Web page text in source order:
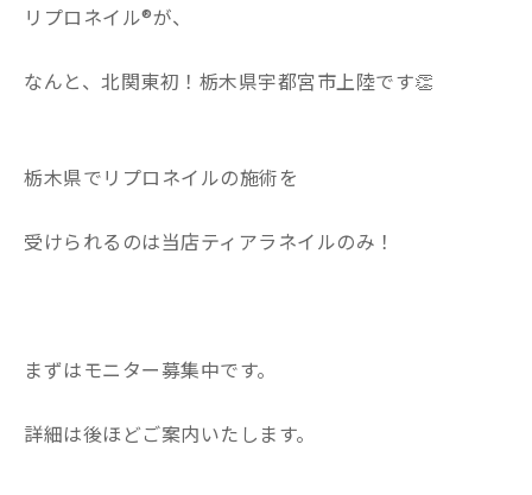
リプロネイル®︎が、
なんと、北関東初！栃木県宇都宮市上陸です👏
栃木県でリプロネイルの施術を
受けられるのは当店ティアラネイルのみ！
まずはモニター募集中です。
詳細は後ほどご案内いたします。